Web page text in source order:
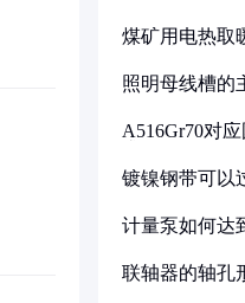
煤矿用电热取
照明母线槽的
A516Gr70对
镀镍钢带可以
计量泵如何达
联轴器的轴孔